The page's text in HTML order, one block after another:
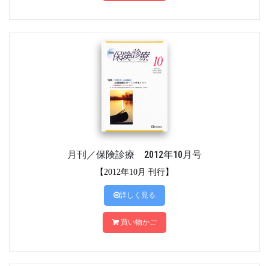
月刊／保険診療 2012年10月号
【2012年10月 刊行】
詳しく見る
買い物かご